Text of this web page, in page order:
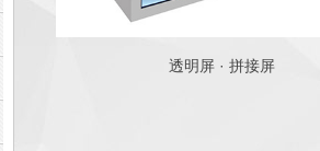
透明屏 · 拼接屏